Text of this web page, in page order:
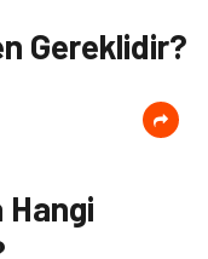
Gereklidir?
Hangi